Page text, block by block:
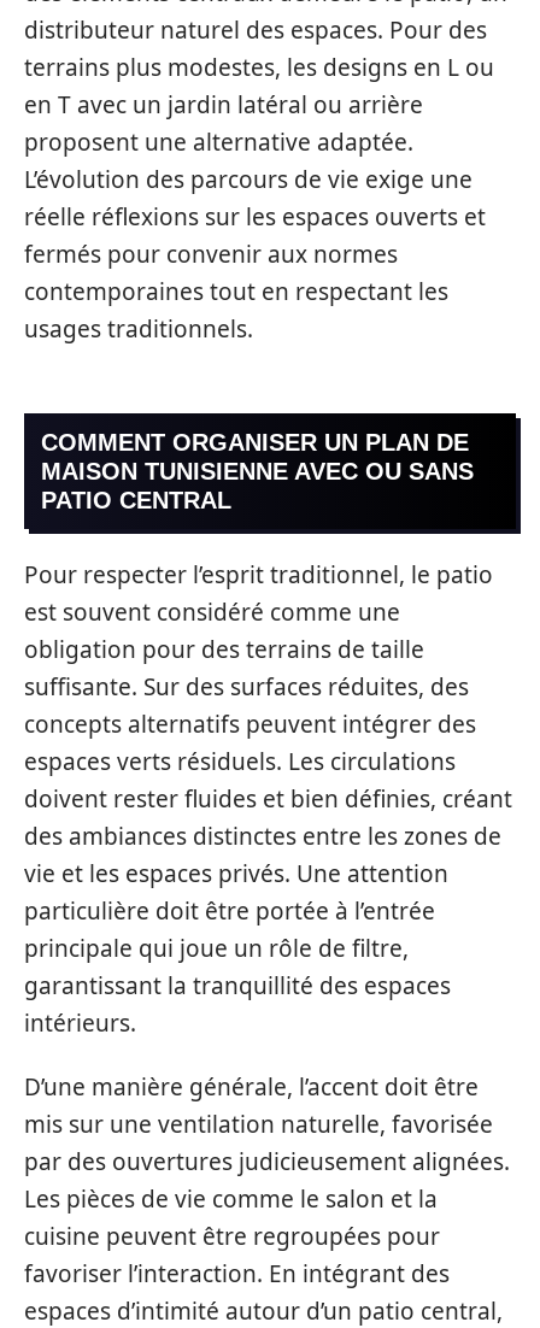
distributeur naturel des espaces. Pour des
terrains plus modestes, les designs en L ou
en T avec un jardin latéral ou arrière
proposent une alternative adaptée.
L’évolution des parcours de vie exige une
réelle réflexions sur les espaces ouverts et
fermés pour convenir aux normes
contemporaines tout en respectant les
usages traditionnels.
COMMENT ORGANISER UN PLAN DE
MAISON TUNISIENNE AVEC OU SANS
PATIO CENTRAL
Pour respecter l’esprit traditionnel, le patio
est souvent considéré comme une
obligation pour des terrains de taille
suffisante. Sur des surfaces réduites, des
concepts alternatifs peuvent intégrer des
espaces verts résiduels. Les circulations
doivent rester fluides et bien définies, créant
des ambiances distinctes entre les zones de
vie et les espaces privés. Une attention
particulière doit être portée à l’entrée
principale qui joue un rôle de filtre,
garantissant la tranquillité des espaces
intérieurs.
D’une manière générale, l’accent doit être
mis sur une ventilation naturelle, favorisée
par des ouvertures judicieusement alignées.
Les pièces de vie comme le salon et la
cuisine peuvent être regroupées pour
favoriser l’interaction. En intégrant des
espaces d’intimité autour d’un patio central,